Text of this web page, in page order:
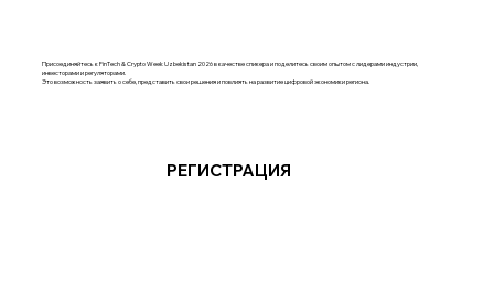
РЕГИСТРАЦИЯ
Присоединяйтесь к FinTech & Crypto Week Uzbekistan 2026 в качестве спикера и поделитесь своим опытом с лидерами индустрии,
инвесторами и регуляторами.
Это возможность заявить о себе, представить свои решения и повлиять на развитие цифровой экономики региона.